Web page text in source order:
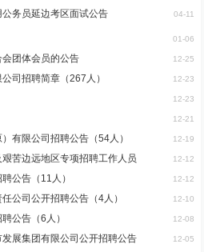
务员延边考区面试公告 04-11
01-06
团体会员的公告 12-25
司招聘简章（267人） 12-23
12-23
12-21
有限公司招聘公告（54人） 12-19
苦边远地区专项招聘工作人员 12-12
公告（11人） 12-12
公司公开招聘公告（4人） 12-10
公告（6人） 12-08
展集团有限公司公开招聘公告 12-05